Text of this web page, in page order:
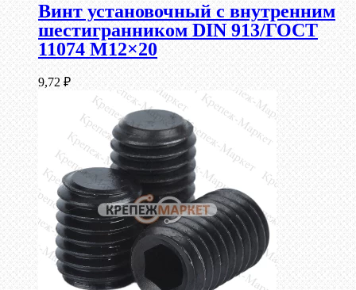
Винт установочный с внутренним
шестигранником DIN 913/ГОСТ
11074 М12×20
9,72 ₽